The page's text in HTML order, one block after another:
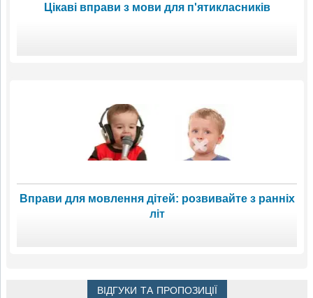
Цікаві вправи з мови для п'ятикласників
Вправи для мовлення дітей: розвивайте з ранніх
літ
ВІДГУКИ ТА ПРОПОЗИЦІЇ